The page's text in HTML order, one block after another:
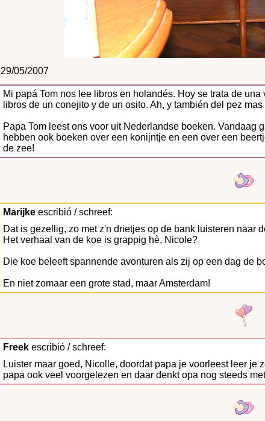
29/05/2007
Mi papá Tom nos lee libros en holandés. Hoy se trata de
libros de un conejito y de un osito. Ah, y también del pez
Papa Tom leest ons voor uit Nederlandse boeken. Vandaag
hebben ook boeken over een konijntje en een over een
de zee!
Marijkeescribió / schreef:
Dat is gezellig, zo met z'n drietjes op de bank luisteren naar
Het verhaal van de koe is grappig hè, Nicole?
Die koe beleeft spannende avonturen als zij op een dag de
En niet zomaar een grote stad, maar Amsterdam!
Freekescribió / schreef:
Luister maar goed, Nicolle, doordat papa je voorleest leer je
papa ook veel voorgelezen en daar denkt opa nog steeds